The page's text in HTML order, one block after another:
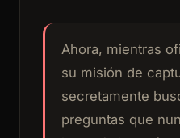
Ahora, mientras
su misión de
secretamente
preguntas que